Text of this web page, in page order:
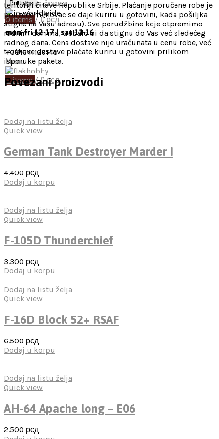
Pretraga
mon-fri 12-17 | sat 11-16
+381641129145
Menu
0items/ 0рсд
Knjige, časopisi
0items/ 0рсд
teritoriji čitave Republike Srbije. Plaćanje poručene robe je
pouzećem (novac se daje kuriru u gotovini, kada pošiljka
stigne na Vašu adresu). Sve porudžbine koje otpremimo
radnim danima, trebalo bi da stignu do Vas već sledećeg
radnog dana. Cena dostave nije uračunata u cenu robe, već
troškove dostave plaćate kuriru u gotovini prilikom
isporuke paketa.
Povezani proizvodi
Dodaj na listu želja
Quick view
German Tank Destroyer Marder I
4.400 рсд
Dodaj u korpu
Dodaj na listu želja
Quick view
F-105D Thunderchief
3.300 рсд
Dodaj u korpu
Dodaj na listu želja
Quick view
F-16D Block 52+ RSAF
6.500 рсд
Dodaj u korpu
Dodaj na listu želja
Quick view
AH-64 Apache long – E06
2.500 рсд